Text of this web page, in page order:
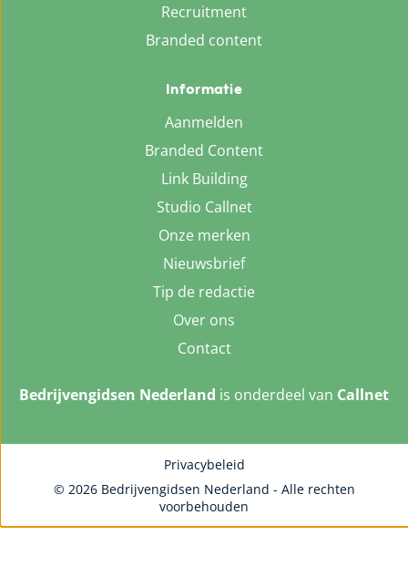
Recruitment
Branded content
Informatie
Aanmelden
Branded Content
Link Building
Studio Callnet
Onze merken
Nieuwsbrief
Tip de redactie
Over ons
Contact
Bedrijvengidsen Nederland is onderdeel van Callnet
© 2026 Bedrijvengidsen Nederland - Alle rechten
voorbehouden
Privacybeleid